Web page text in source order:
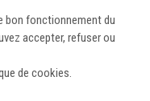
bon fonctionnement du
accepter, refuser ou
de cookies.